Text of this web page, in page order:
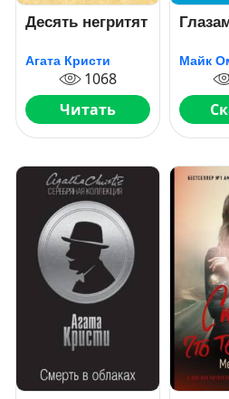
Десять негритят
Агата Кристи
1068
Читать
Майк